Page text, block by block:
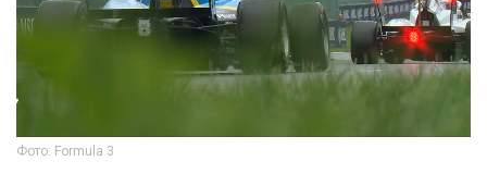
Фото: Formula 3